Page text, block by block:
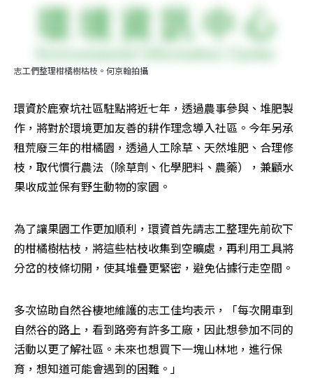
志工們整理柑橘樹枯枝。何京翰拍攝
環資於鹿寮坑社區駐點將近七年，透過農事參與、堆肥製
作，將對於環境更加友善的耕作理念導入社區。今年另承
租荒廢三年的柑橘園，透過人工除草、天然堆肥、合理修
枝，取代慣行農法（除草劑、化學肥料、農藥），兼顧水
果收成並保有野生動物的家園。
為了讓果園工作更加順利，環資首先請志工整理先前砍下
的柑橘樹枯枝，將這些枯枝收集到空曠處，再利用工具將
分岔的枝條切開，使其堆疊更緊密，避免佔據行走空間。
多次協助自然谷棲地維護的志工佳均表示，「每次開車到
自然谷的路上，看到路旁有許多工廠，因此想參加不同的
活動以更了解社區。未來也想買下一塊山林地，進行保
育，想知道可能會遇到的困難。」